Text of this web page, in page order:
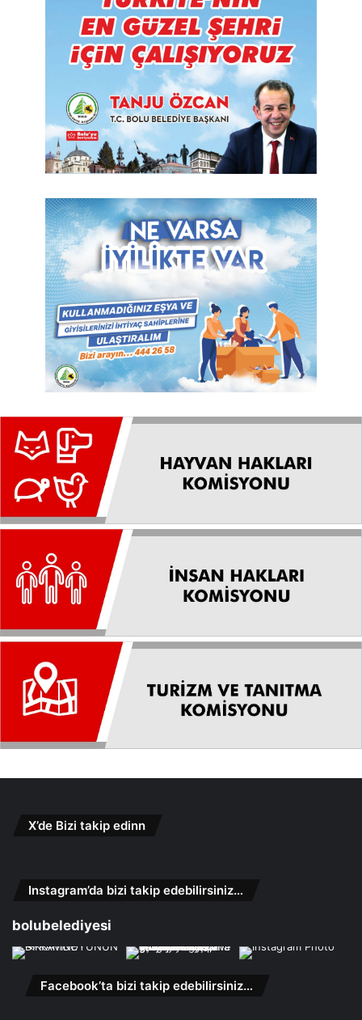
X’de Bizi takip edinn
Instagram’da bizi takip edebilirsiniz…
bolubelediyesi
Facebook’ta bizi takip edebilirsiniz…